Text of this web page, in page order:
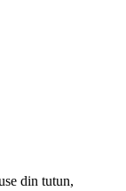
din tutun,